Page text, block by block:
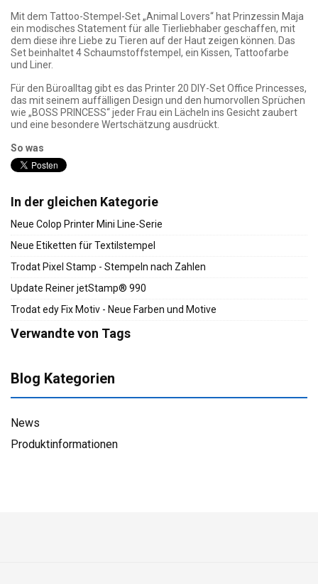
Mit dem Tattoo-Stempel-Set „Animal Lovers“ hat Prinzessin Maja
ein modisches Statement für alle Tierliebhaber geschaffen, mit
dem diese ihre Liebe zu Tieren auf der Haut zeigen können. Das
Set beinhaltet 4 Schaumstoffstempel, ein Kissen, Tattoofarbe
und Liner.
Für den Büroalltag gibt es das Printer 20 DIY-Set Office Princesses,
das mit seinem auffälligen Design und den humorvollen Sprüchen
wie „BOSS PRINCESS“ jeder Frau ein Lächeln ins Gesicht zaubert
und eine besondere Wertschätzung ausdrückt.
So was
In der gleichen Kategorie
Neue Colop Printer Mini Line-Serie
Neue Etiketten für Textilstempel
Trodat Pixel Stamp - Stempeln nach Zahlen
Update Reiner jetStamp® 990
Trodat edy Fix Motiv - Neue Farben und Motive
Verwandte von Tags
Blog Kategorien
News
Produktinformationen